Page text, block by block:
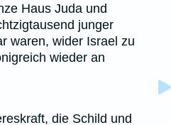
Haus Juda und
junger
waren, wider Israel zu
wieder an
die Schild und